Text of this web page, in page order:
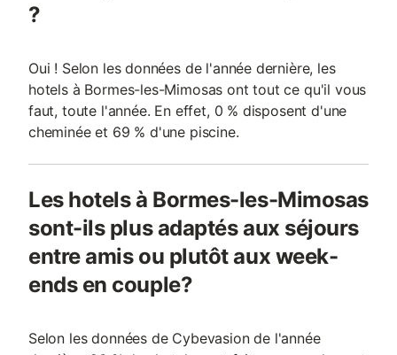
?
Oui ! Selon les données de l'année dernière, les
hotels à Bormes-les-Mimosas ont tout ce qu'il vous
faut, toute l'année. En effet, 0 % disposent d'une
cheminée et 69 % d'une piscine.
Les hotels à Bormes-les-Mimosas
sont-ils plus adaptés aux séjours
entre amis ou plutôt aux week-
ends en couple?
Selon les données de Cybevasion de l'année